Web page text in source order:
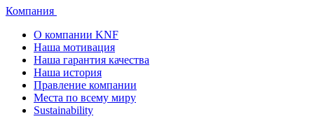
Компания
О компании KNF
Наша мотивация
Наша гарантия качества
Наша история
Правление компании
Места по всему миру
Sustainability